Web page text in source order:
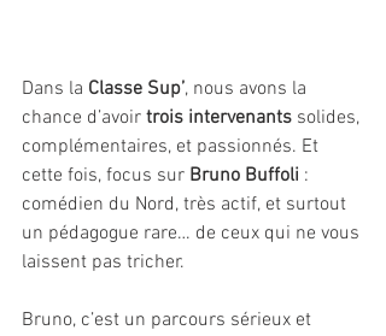
Dans la Classe Sup’, nous avons la
chance d’avoir trois intervenants solides,
complémentaires, et passionnés. Et
cette fois, focus sur Bruno Buffoli :
comédien du Nord, très actif, et surtout
un pédagogue rare… de ceux qui ne vous
laissent pas tricher.
Bruno, c’est un parcours sérieux et